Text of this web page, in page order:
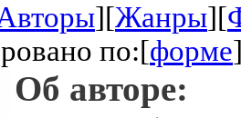
][Жанры][
по:[форме
Об авторе: